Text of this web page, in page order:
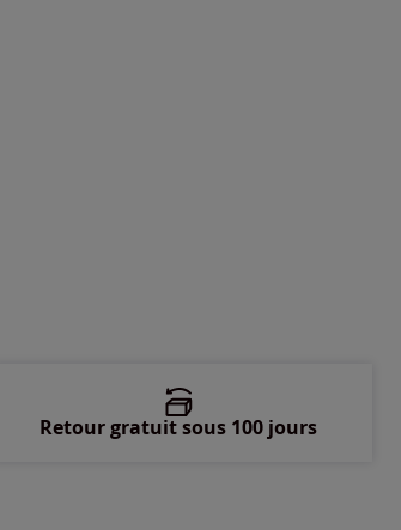
Retour gratuit sous 100 jours